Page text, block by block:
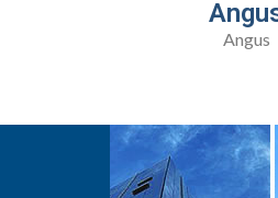
Angus